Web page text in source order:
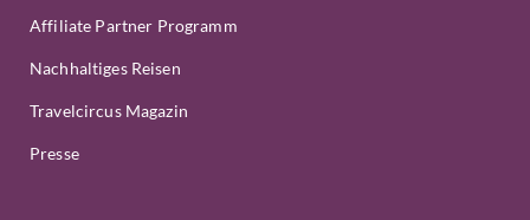
Affiliate Partner Programm
Nachhaltiges Reisen
Travelcircus Magazin
Presse